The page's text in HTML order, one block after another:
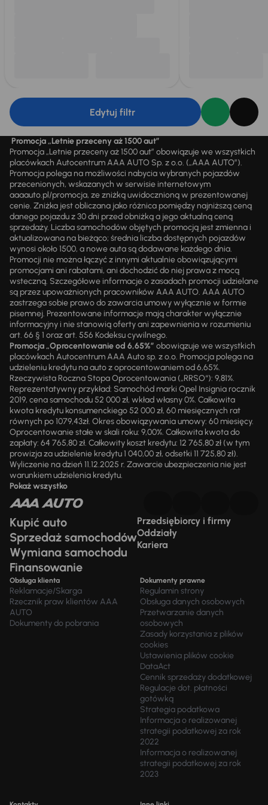
Edytuj filtr
Promocja „Letnie przeceny aż 1500 aut”
Promocja „Letnie przeceny aż 1500 aut” obowiązuje we wszystkich
placówkach Autocentrum AAA AUTO Sp. z o.o. („AAA AUTO”).
Promocja polega na możliwości nabycia wybranych pojazdów
przecenionych, wskazanych w serwisie internetowym
aaaauto.pl/promocja, ze zniżką uwidocznioną w prezentowanej
cenie. Zniżka jest obliczana jako różnica pomiędzy najniższą ceną
danego pojazdu z 30 dni przed obniżką a jego aktualną ceną
sprzedaży. Liczba samochodów objętych promocją jest zmienna i
aktualizowana na bieżąco; średnia liczba dostępnych pojazdów
wynosi około 1500, a nowe auta są dodawane każdego dnia.
Promocji nie można łączyć z innymi aktualnie obowiązującymi
promocjami ani rabatami, ani dochodzić do niej prawa z mocą
wsteczną. Szczegółowe informacje o zasadach promocji udzielane
są przez upoważnionych pracowników AAA AUTO. AAA AUTO
zastrzega sobie prawo do zawarcia umowy wyłącznie w formie
pisemnej. Prezentowane informacje mają charakter wyłącznie
informacyjny i nie stanowią oferty ani zapewnienia w rozumieniu
art. 66 § 1 oraz art. 556 Kodeksu cywilnego.
Promocja „Oprocentowanie od 6,65%” obowiązuje we wszystkich
placówkach Autocentrum AAA Auto sp. z o.o. Promocja polega na
udzieleniu kredytu na auto z oprocentowaniem od 6,65%.
Rzeczywista Roczna Stopa Oprocentowania („RRSO“): 9,81%.
Reprezentatywny przykład: Samochód marki Opel Insignia rocznik
2019, cena samochodu 52 000 zł, wkład własny 0%. Całkowita
kwota kredytu konsumenckiego 52 000 zł, 60 miesięcznych rat
równych po 1079,43zł. Okres obowiązywania umowy: 60 miesięcy.
Oprocentowanie stałe w skali roku: 9,00%. Całkowita kwota do
zapłaty: 64 765,80 zł. Całkowity koszt kredytu: 12 765,80 zł (w tym
prowizja za udzielenie kredytu 1 040,00 zł, odsetki 11 725,80 zł).
Wyliczenie na dzień 11.12.2025 r. Zawarcie ubezpieczenia nie jest
warunkiem udzielenia kredytu.
Pokaż wszystko
Kupić auto
Sprzedaż samochodów
Wymiana samochodu
Finansowanie
Przedsiębiorcy i firmy
Oddziały
Kariera
Obsługa klienta
Reklamacje/Skarga
Rzecznik praw klientów AAA
AUTO
Dokumenty do pobrania
Dokumenty prawne
Regulamin strony
Obsługa danych osobowych
Przetwarzanie danych
osobowych
Zasady korzystania z plików
cookies
Ustawienia plików cookie
DataAct
Cennik sprzedaży dodatkowej
Regulacje dot. płatności
gotówką
Strategia podatkowa
Informacja o realizowanej
strategii podatkowej za rok
2022
Informacja o realizowanej
strategii podatkowej za rok
2023